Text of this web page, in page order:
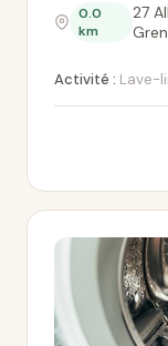
0.0
km
27
Activité : Lave-